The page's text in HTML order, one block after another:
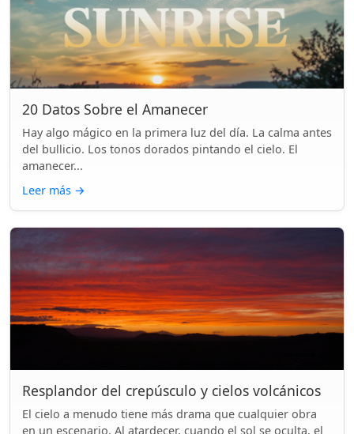
20 Datos Sobre el Amanecer
Hay algo mágico en la primera luz del día. La calma antes
del bullicio. Los tonos dorados pintando el cielo. El
amanecer...
Leer más →
Resplandor del crepúsculo y cielos volcánicos
El cielo a menudo tiene más drama que cualquier obra
en un escenario. Al atardecer, cuando el sol se oculta, el